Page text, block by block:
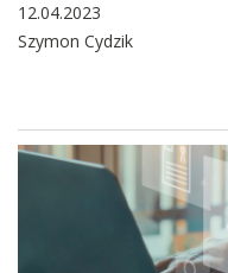
12.04.2023
Szymon Cydzik